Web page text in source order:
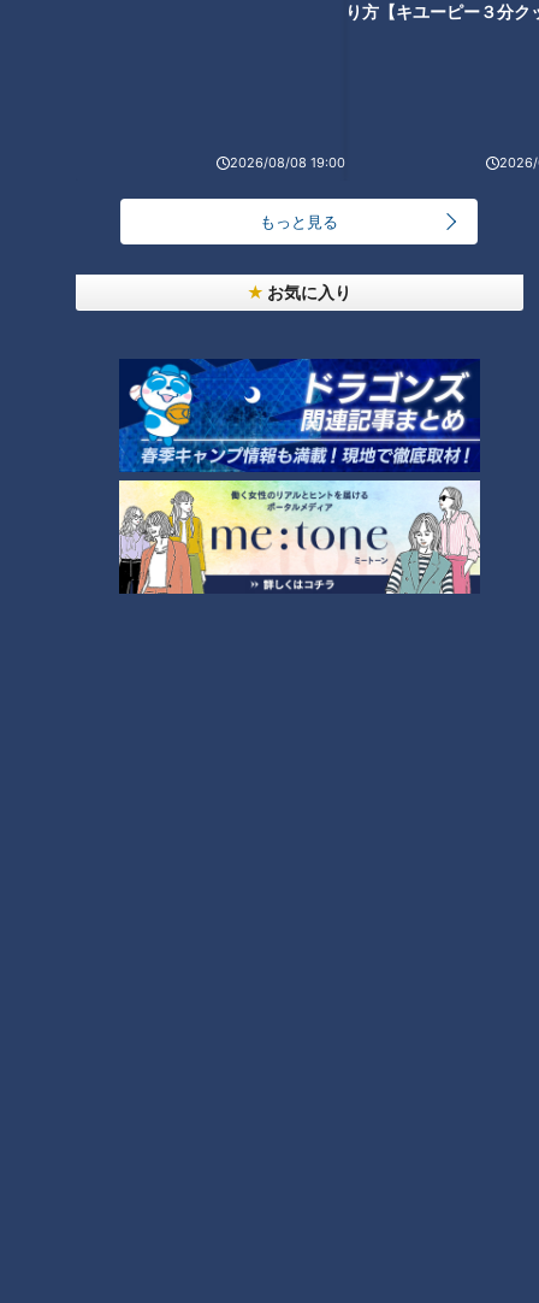
2026/08/08 19:00
り方【キユーピー３分ク
2026/
もっと見る
お気に入り
夏は、痛風を発症する人が多いといわれています。先生のクリ
ニックで集計したところ、6〜8月に痛風の発作を起こす患者
＜夏に尿酸値が上がる原因＞
夏場は、尿酸値を上げるアルコールの摂取量が増え正常値をオ
ーバーしやすいのだとか。
ビールに含まれるプリン体やアルコール自体にも尿酸値を上げ
る働きがあるため、お酒の飲み過ぎには注意が必要だそうで
夏場は、汗をかいて脱水状態に陥りやすくなります。すると、